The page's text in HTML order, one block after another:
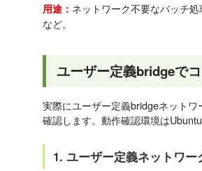
用途： ネットワーク不要なバッチ
など。
ユーザー定義bridgeで
実際にユーザー定義bridgeネット
確認します。動作確認環境は
1. ユーザー定義ネットワー